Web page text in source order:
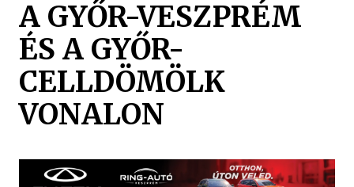
A GYŐR-VESZPRÉM
ÉS A GYŐR-
CELLDÖMÖLK
VONALON